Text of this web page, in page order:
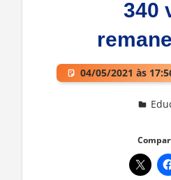
340
04/05/2021 às